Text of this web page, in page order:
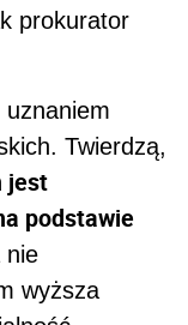
prokurator
Twierdzą,
jest
podstawie
nie
wyższa